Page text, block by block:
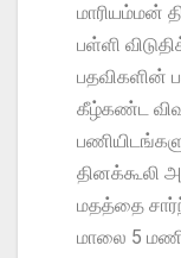
மாரியம்மன்
பள்ளி
பதவிகளின்
கீழ்கண்ட
தினக்கூலி
மதத்தை
மாலை 5